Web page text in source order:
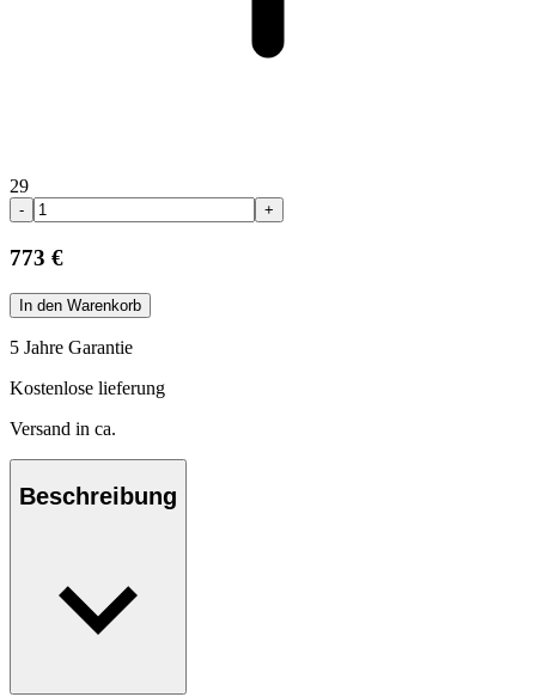
29
- +
773 €
In den Warenkorb
5 Jahre Garantie
Kostenlose lieferung
Versand in ca.
Beschreibung